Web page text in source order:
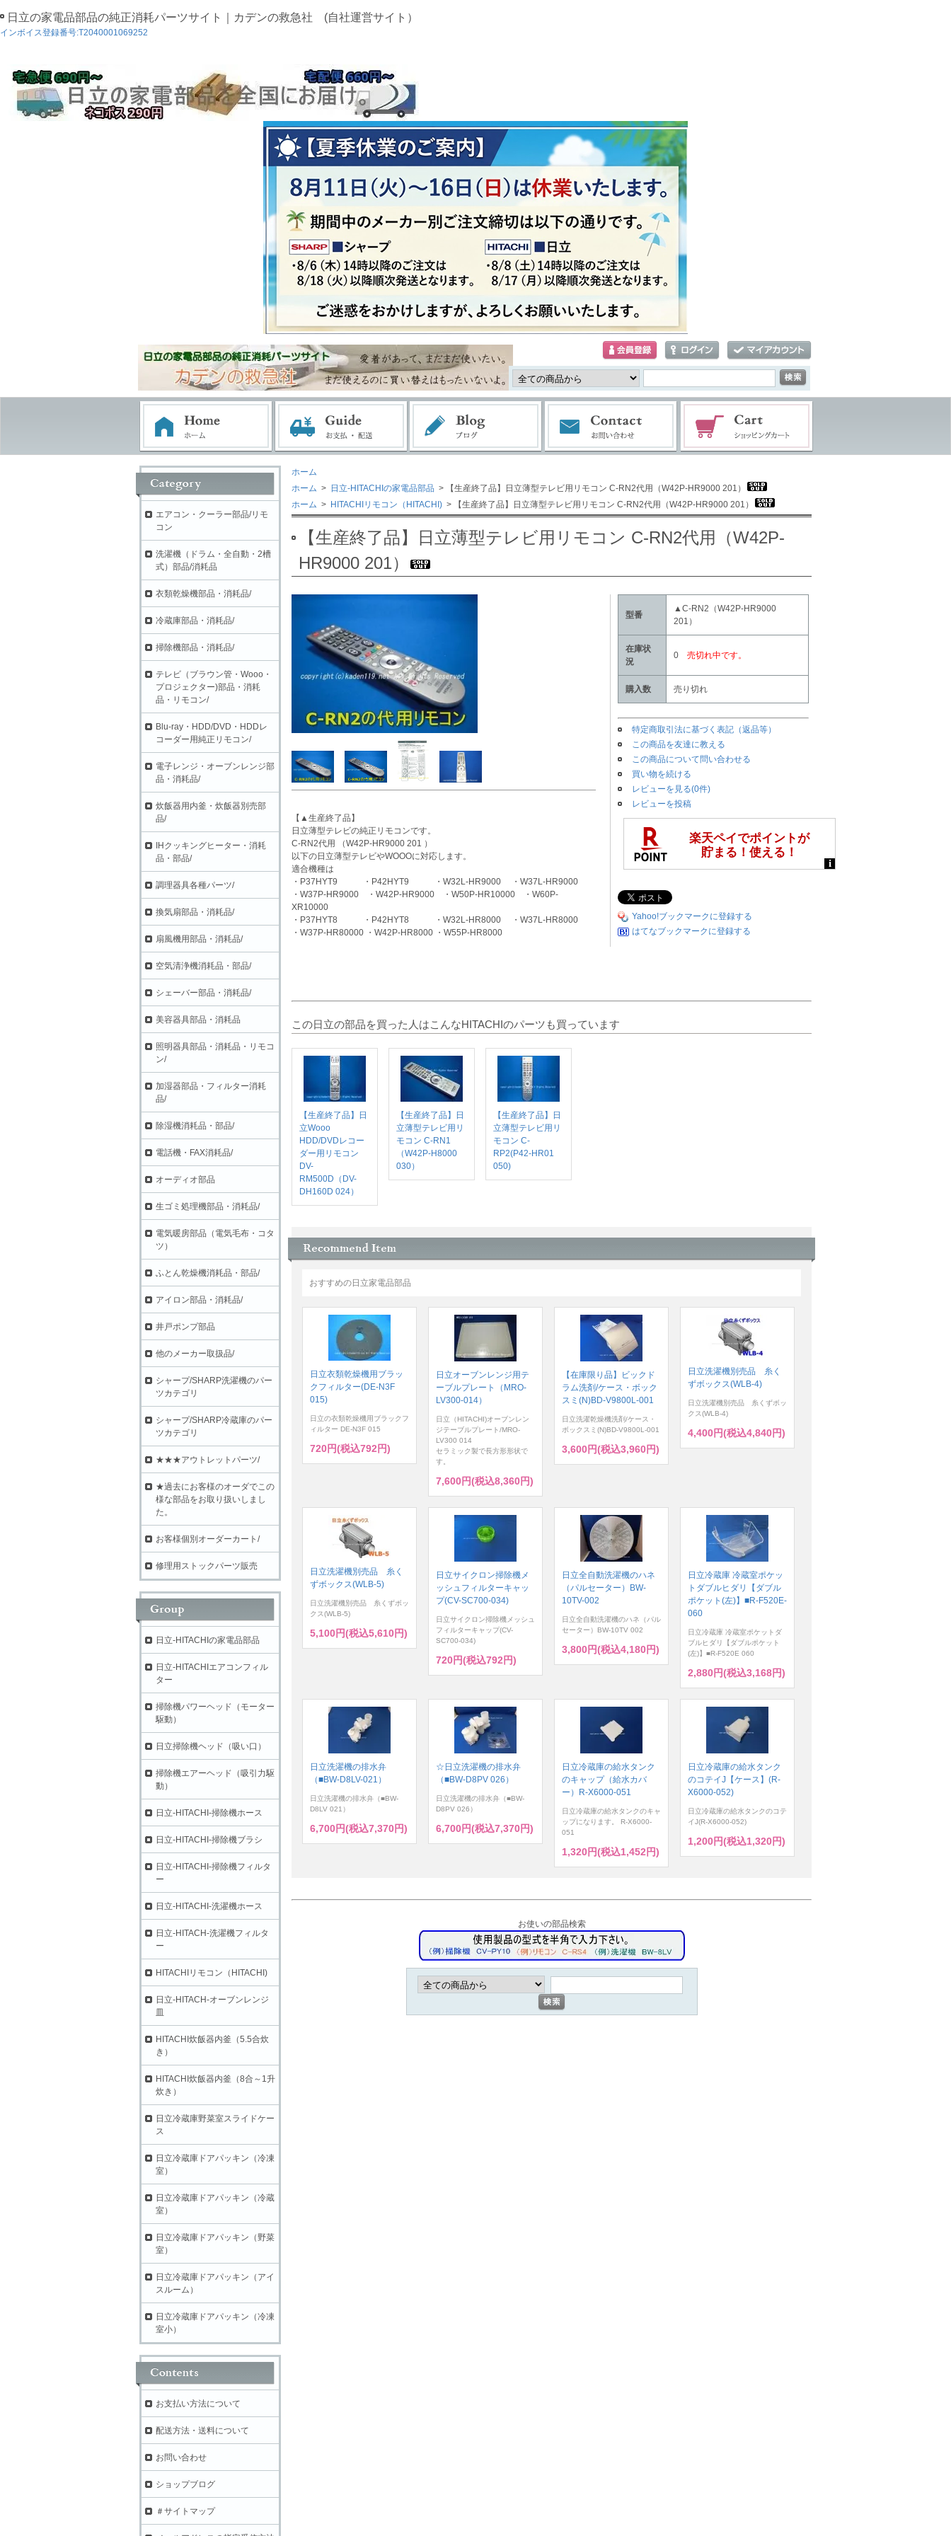
日立の家電品部品の純正消耗パーツサイト｜カデンの救急社 (自社運営サイト）
インボイス登録番号:T2040001069252
ホーム
ホーム > 日立-HITACHIの家電品部品 > 【生産終了品】日立薄型テレビ用リモコン C-RN2代用（W42P-HR9000 201）
ホーム > HITACHIリモコン（HITACHI) > 【生産終了品】日立薄型テレビ用リモコン C-RN2代用（W42P-HR9000 201）
【生産終了品】日立薄型テレビ用リモコン C-RN2代用（W42P-
HR9000 201）
【▲生産終了品】
日立薄型テレビの純正リモコンです。
C-RN2代用 （W42P-HR9000 201 ）
以下の日立薄型テレビやWOOOに対応します。
適合機種は
・P37HYT9 ・P42HYT9 ・W32L-HR9000 ・W37L-HR9000
・W37P-HR9000 ・W42P-HR9000 ・W50P-HR10000 ・W60P-
XR10000
・P37HYT8 ・P42HYT8 ・W32L-HR8000 ・W37L-HR8000
・W37P-HR80000 ・W42P-HR8000 ・W55P-HR8000
型番
▲C-RN2（W42P-HR9000
201）
在庫状
況
0 売切れ中です。
購入数 売り切れ
特定商取引法に基づく表記（返品等）
この商品を友達に教える
この商品について問い合わせる
買い物を続ける
レビューを見る(0件)
レビューを投稿
Yahoo!ブックマークに登録する
はてなブックマークに登録する
この日立の部品を買った人はこんなHITACHIのパーツも買っています
【生産終了品】日
立Wooo
HDD/DVDレコー
ダー用リモコン
DV-
RM500D（DV-
DH160D 024）
【生産終了品】日
立薄型テレビ用リ
モコン C-RN1
（W42P-H8000
030）
【生産終了品】日
立薄型テレビ用リ
モコン C-
RP2(P42-HR01
050)
おすすめの日立家電品部品
日立衣類乾燥機用ブラッ
クフィルター(DE-N3F
015)
日立の衣類乾燥機用ブラックフ
ィルター DE-N3F 015
720円(税込792円)
日立オーブンレンジ用テ
ーブルプレート（MRO-
LV300-014）
日立（HITACHI)オーブンレン
ジテーブルプレート/MRO-
LV300 014
セラミック製で長方形形状で
す。
7,600円(税込8,360円)
【在庫限り品】ビックド
ラム洗剤/ケース・ボック
スミ(N)BD-V9800L-001
日立洗濯乾燥機洗剤/ケース・
ボックスミ(N)BD-V9800L-001
3,600円(税込3,960円)
日立洗濯機別売品 糸く
ずボックス(WLB-4)
日立洗濯機別売品 糸くずボッ
クス(WLB-4)
4,400円(税込4,840円)
日立洗濯機別売品 糸く
ずボックス(WLB-5)
日立洗濯機別売品 糸くずボッ
クス(WLB-5)
5,100円(税込5,610円)
日立サイクロン掃除機メ
ッシュフィルターキャッ
プ(CV-SC700-034)
日立サイクロン掃除機メッシュ
フィルターキャップ(CV-
SC700-034)
720円(税込792円)
日立全自動洗濯機のハネ
（パルセーター）BW-
10TV-002
日立全自動洗濯機のハネ（パル
セーター）BW-10TV 002
3,800円(税込4,180円)
日立冷蔵庫 冷蔵室ポケッ
トダブルヒダリ【ダブル
ポケット(左)】■R-F520E-
060
日立冷蔵庫 冷蔵室ポケットダ
ブルヒダリ【ダブルポケット
(左)】■R-F520E 060
2,880円(税込3,168円)
日立洗濯機の排水弁
（■BW-D8LV-021）
日立洗濯機の排水弁（■BW-
D8LV 021）
6,700円(税込7,370円)
☆日立洗濯機の排水弁
（■BW-D8PV 026）
日立洗濯機の排水弁（■BW-
D8PV 026）
6,700円(税込7,370円)
日立冷蔵庫の給水タンク
のキャップ（給水カバ
ー）R-X6000-051
日立冷蔵庫の給水タンクのキャ
ップになります。 R-X6000-
051
1,320円(税込1,452円)
日立冷蔵庫の給水タンク
のコテイJ【ケース】(R-
X6000-052)
日立冷蔵庫の給水タンクのコテ
イJ(R-X6000-052)
1,200円(税込1,320円)
お使いの部品検索
エアコン・クーラー部品/リモ
コン
洗濯機（ドラム・全自動・2槽
式）部品/消耗品
衣類乾燥機部品・消耗品/
冷蔵庫部品・消耗品/
掃除機部品・消耗品/
テレビ（ブラウン管・Wooo・
プロジェクター)部品・消耗
品・リモコン/
Blu-ray・HDD/DVD・HDDレ
コーダー用純正リモコン/
電子レンジ・オーブンレンジ部
品・消耗品/
炊飯器用内釜・炊飯器別売部
品/
IHクッキングヒーター・消耗
品・部品/
調理器具各種パーツ/
換気扇部品・消耗品/
扇風機用部品・消耗品/
空気清浄機消耗品・部品/
シェーバー部品・消耗品/
美容器具部品・消耗品
照明器具部品・消耗品・リモコ
ン/
加湿器部品・フィルター消耗
品/
除湿機消耗品・部品/
電話機・FAX消耗品/
オーディオ部品
生ゴミ処理機部品・消耗品/
電気暖房部品（電気毛布・コタ
ツ）
ふとん乾燥機消耗品・部品/
アイロン部品・消耗品/
井戸ポンプ部品
他のメーカー取扱品/
シャープ/SHARP洗濯機のパー
ツカテゴリ
シャープ/SHARP冷蔵庫のパー
ツカテゴリ
★★★アウトレットパーツ/
★過去にお客様のオーダでこの
様な部品をお取り扱いしまし
た。
お客様個別オーダーカート/
修理用ストックパーツ販売
日立-HITACHIの家電品部品
日立-HITACHIエアコンフィル
ター
掃除機パワーヘッド（モーター
駆動）
日立掃除機ヘッド（吸い口）
掃除機エアーヘッド（吸引力駆
動）
日立-HITACHI-掃除機ホース
日立-HITACHI-掃除機ブラシ
日立-HITACHI-掃除機フィルタ
ー
日立-HITACHI-洗濯機ホース
日立-HITACH-洗濯機フィルタ
ー
HITACHIリモコン（HITACHI)
日立-HITACH-オーブンレンジ
皿
HITACHI炊飯器内釜（5.5合炊
き）
HITACHI炊飯器内釜（8合～1升
炊き）
日立冷蔵庫野菜室スライドケー
ス
日立冷蔵庫ドアパッキン（冷凍
室）
日立冷蔵庫ドアパッキン（冷蔵
室）
日立冷蔵庫ドアパッキン（野菜
室）
日立冷蔵庫ドアパッキン（アイ
スルーム）
日立冷蔵庫ドアパッキン（冷凍
室小）
お支払い方法について
配送方法・送料について
お問い合わせ
ショップブログ
＃サイトマップ